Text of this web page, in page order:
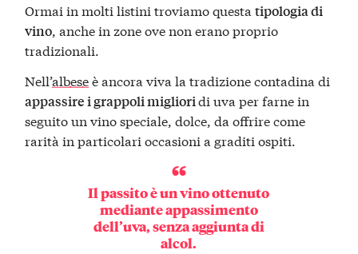
Ormai in molti listini troviamo questatipologia di
vino, anche in zone ove non erano proprio
tradizionali.
Nell’albeseè ancora viva la tradizione contadina di
appassire i grappoli miglioridi uva per farne in
seguito un vino speciale, dolce, da offrire come
rarità in particolari occasioni a graditi ospiti.
Il passito è un vino ottenuto
mediante appassimento
dell’uva, senza aggiunta di
alcol.